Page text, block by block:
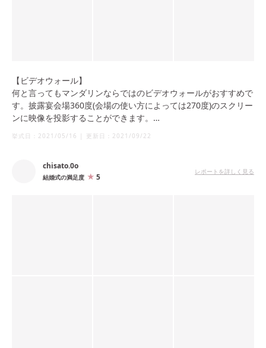
【ビデオウォール】
何と言ってもマンダリンならではのビデオウォールがおすすめで
す。披露宴会場360度(会場の使い方によっては270度)のスクリー
ンに映像を投影することができます。
どなたにとっても印象に残り、迫力のある演出となります。列席
ていました。
挙式日： 2021/05/16 | 更新日： 2021/09/22
chisato.0o
結婚式の満足度 5
レポートを詳しく見る